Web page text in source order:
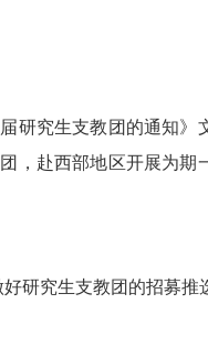
研究生支教团的通知》
，赴西部地区开展为期
研究生支教团的招募推